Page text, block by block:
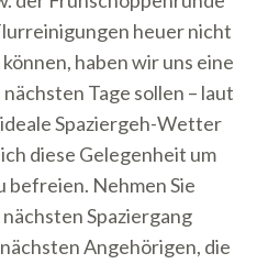
heuer nicht
haben wir uns eine
Tage sollen – laut
Spaziergeh-Wetter
diese Gelegenheit um
befreien. Nehmen Sie
Spaziergang
Angehörigen, die